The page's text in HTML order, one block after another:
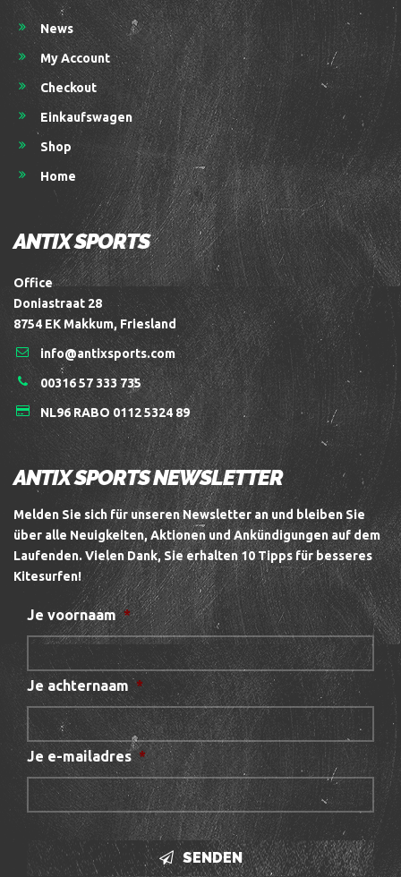
News
My Account
Checkout
Einkaufswagen
Shop
Home
ANTIX SPORTS
Office
Doniastraat 28
8754 EK Makkum, Friesland
info@antixsports.com
00316 57 333 735
NL96 RABO 0112 5324 89
ANTIX SPORTS NEWSLETTER
Melden Sie sich für unseren Newsletter an und bleiben Sie
über alle Neuigkeiten, Aktionen und Ankündigungen auf dem
Laufenden. Vielen Dank, Sie erhalten 10 Tipps für besseres
Kitesurfen!
Je voornaam *
Je achternaam *
Je e-mailadres *
SENDEN